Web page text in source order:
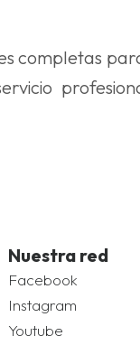
completas
Nuestra red
Facebook
Instagram
Youtube